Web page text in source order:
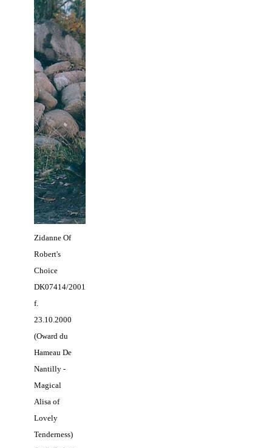
Zidanne Of
Robert's
Choice
DK07414/2001
f.
23.10.2000
(Oward du
Hameau De
Nantilly -
Magical
Alisa of
Lovely
Tenderness)